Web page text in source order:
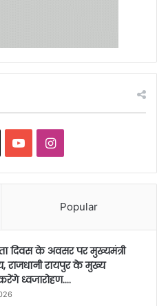
YouTubeInstagram
Popular
दिवस के अवसर पर मुख्यमंत्री
राजधानी रायपुर के मुख्य
ध्वजारोहण….